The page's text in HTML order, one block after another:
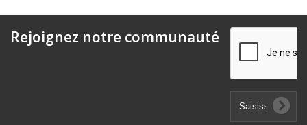
Rejoignez notre communauté